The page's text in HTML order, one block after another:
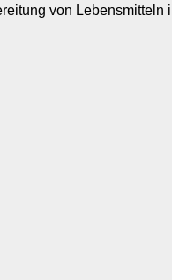
von Lebensmitteln